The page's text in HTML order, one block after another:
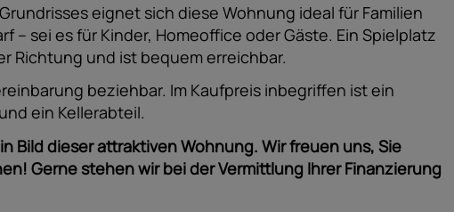
eignet sich diese Wohnung ideal für Familien
– sei es für Kinder, Homeoffice oder Gäste. Ein Spielplatz
Richtung und ist bequem erreichbar.
beziehbar. Im Kaufpreis inbegriffen ist ein
ein Kellerabteil.
Bild dieser attraktiven Wohnung. Wir freuen uns, Sie
Gerne stehen wir bei der Vermittlung Ihrer Finanzierung